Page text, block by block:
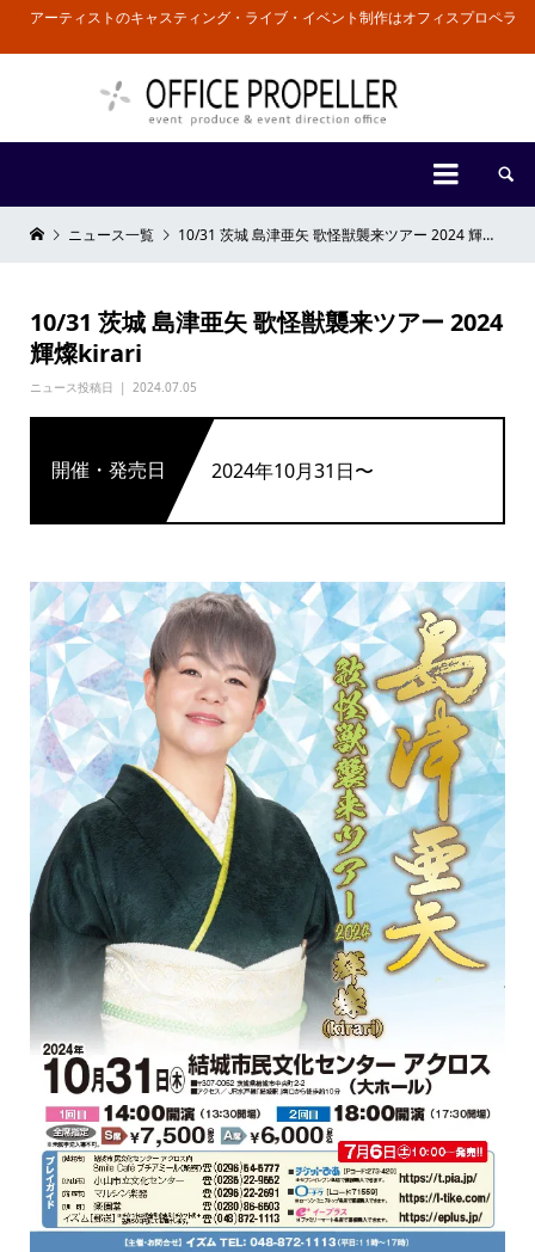
アーティストのキャスティング・ライブ・イベント制作はオフィスプロペラ
 
ニュース一覧 10/31 茨城 島津亜矢 歌怪獣襲来ツアー 2024 輝燦kirari
10/31 茨城 島津亜矢 歌怪獣襲来ツアー 2024
輝燦kirari
ニュース投稿日 2024.07.05
開催・発売日 2024年10月31日〜